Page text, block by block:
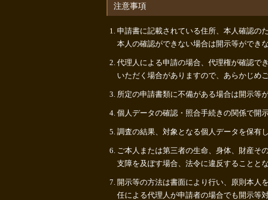
注意事項
申請書に記載されている住所、本人確認の
本人の確認ができない場合は開示等ができ
代理人による申請の場合、代理権が確認で
いただく場合がありますので、あらかじめ
所定の申請書類に不備がある場合は開示等
個人データの確認・照合手続きの関係で開
調査の結果、対象となる個人データを保有
ご本人または第三者の生命、身体、財産そ
支障を及ぼす場合、法令に違反することと
開示等の方法は書面により行い、原則本人
任による代理人が申請者の場合でも開示等